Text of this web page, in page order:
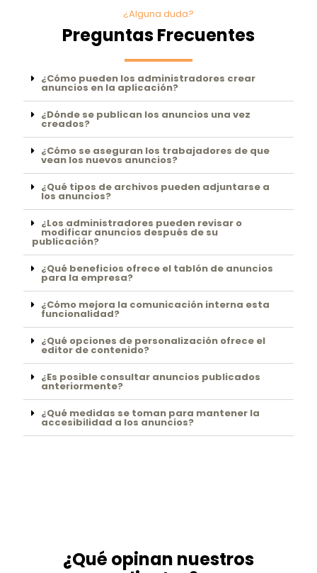
¿Alguna duda?
Preguntas Frecuentes
¿Cómo pueden los administradores crear
anuncios en la aplicación?
¿Dónde se publican los anuncios una vez
creados?
¿Cómo se aseguran los trabajadores de que
vean los nuevos anuncios?
¿Qué tipos de archivos pueden adjuntarse a
los anuncios?
¿Los administradores pueden revisar o
modificar anuncios después de su
publicación?
¿Qué beneficios ofrece el tablón de anuncios
para la empresa?
¿Cómo mejora la comunicación interna esta
funcionalidad?
¿Qué opciones de personalización ofrece el
editor de contenido?
¿Es posible consultar anuncios publicados
anteriormente?
¿Qué medidas se toman para mantener la
accesibilidad a los anuncios?
¿Qué opinan nuestros